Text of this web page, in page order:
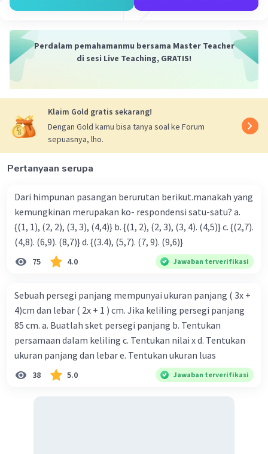
Perdalam pemahamanmu bersama Master Teacher
di sesi Live Teaching, GRATIS!
Klaim Gold gratis sekarang!
Dengan Gold kamu bisa tanya soal ke Forum
sepuasnya, lho.
Pertanyaan serupa
Dari himpunan pasangan berurutan berikut.manakah yang
kemungkinan merupakan ko- respondensi satu-satu? a.
{(1, 1), (2, 2), (3, 3), (4,4)} b. {(1, 2), (2, 3), (3, 4). (4,5)} c. {(2,7).
(4,8). (6,9). (8,7)} d. {(3.4), (5,7). (7, 9). (9,6)}
75 4.0 Jawaban terverifikasi
Sebuah persegi panjang mempunyai ukuran panjang ( 3x +
4)cm dan lebar ( 2x + 1 ) cm. Jika keliling persegi panjang
85 cm. a. Buatlah sket persegi panjang b. Tentukan
persamaan dalam keliling c. Tentukan nilai x d. Tentukan
ukuran panjang dan lebar e. Tentukan ukuran luas
38 5.0 Jawaban terverifikasi